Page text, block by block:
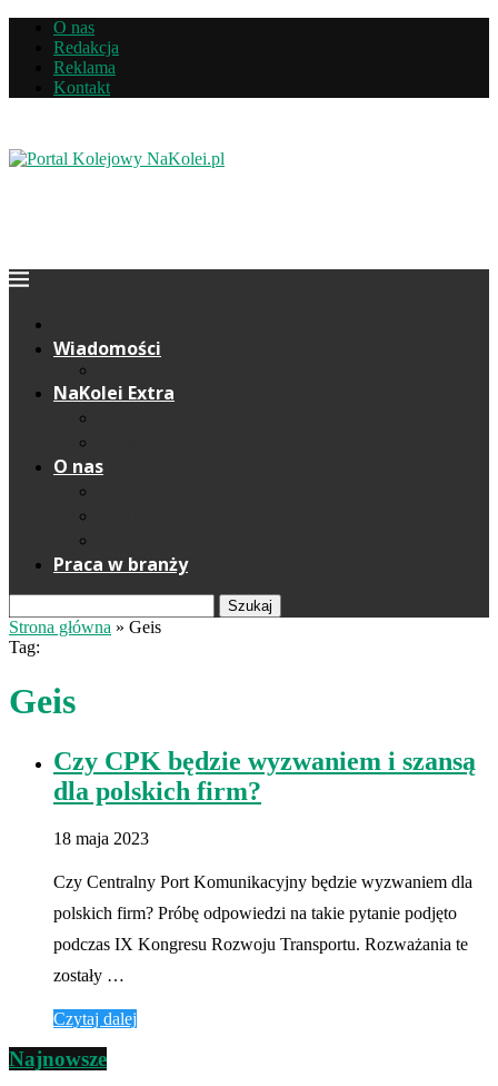
O nas
Redakcja
Reklama
Kontakt
Wiadomości
NaKolei Extra
O nas
Praca w branży
Szukaj
Strona główna » Geis
Tag:
Geis
Czy CPK będzie wyzwaniem i szansą
dla polskich firm?
18 maja 2023
Czy Centralny Port Komunikacyjny będzie wyzwaniem dla
polskich firm? Próbę odpowiedzi na takie pytanie podjęto
podczas IX Kongresu Rozwoju Transportu. Rozważania te
zostały …
Czytaj dalej
Najnowsze